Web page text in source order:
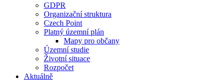
GDPR
Organizační struktura
Czech Point
Platný územní plán
Mapy pro občany
Územní studie
Životní situace
Rozpočet
Aktuálně